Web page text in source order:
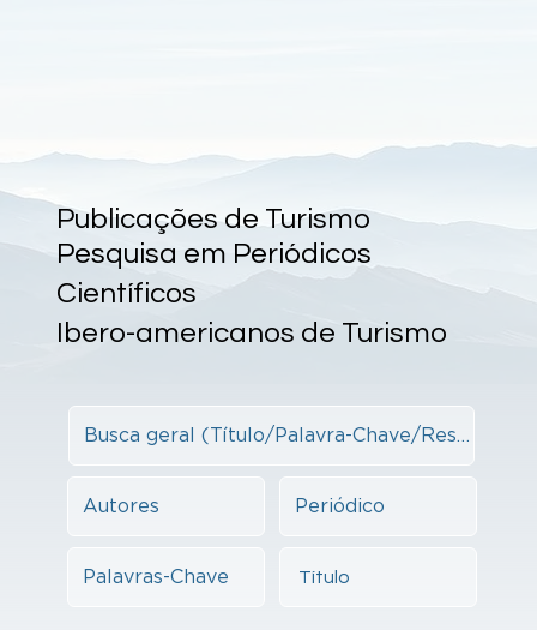
Publicações de Turismo
Pesquisa em Periódicos
Científicos
Ibero-americanos de Turismo